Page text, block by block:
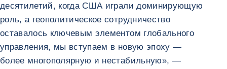
десятилетий, когда США играли доминирующую
роль, а геополитическое сотрудничество
оставалось ключевым элементом глобального
управления, мы вступаем в новую эпоху —
более многополярную и нестабильную», —